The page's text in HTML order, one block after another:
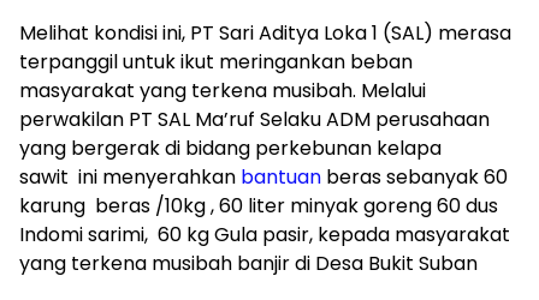
Melihat kondisi ini, PT Sari Aditya Loka 1 (SAL) merasa
terpanggil untuk ikut meringankan beban
masyarakat yang terkena musibah. Melalui
perwakilan PT SAL Ma’ruf Selaku ADM perusahaan
yang bergerak di bidang perkebunan kelapa
sawit ini menyerahkan bantuan beras sebanyak 60
karung beras /10kg , 60 liter minyak goreng 60 dus
Indomi sarimi, 60 kg Gula pasir, kepada masyarakat
yang terkena musibah banjir di Desa Bukit Suban